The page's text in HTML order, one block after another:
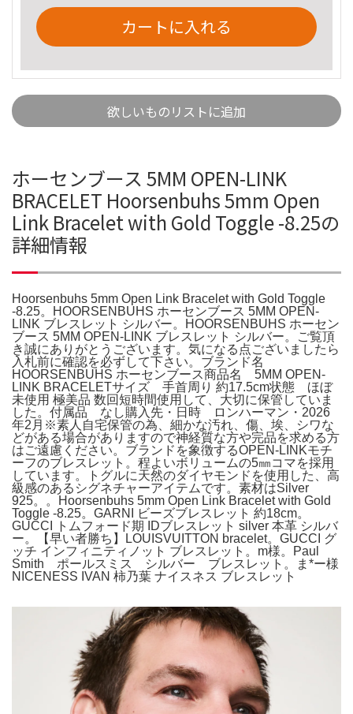
カートに入れる
欲しいものリストに追加
ホーセンブース 5MM OPEN-LINK
BRACELET Hoorsenbuhs 5mm Open
Link Bracelet with Gold Toggle -8.25の
詳細情報
Hoorsenbuhs 5mm Open Link Bracelet with Gold Toggle
-8.25。HOORSENBUHS ホーセンブース 5MM OPEN-
LINK ブレスレット シルバー。HOORSENBUHS ホーセン
ブース 5MM OPEN-LINK ブレスレット シルバー。ご覧頂
き誠にありがとうございます。気になる点ございましたら
入札前に確認を必ずして下さい。ブランド名
HOORSENBUHS ホーセンブース商品名 5MM OPEN-
LINK BRACELETサイズ 手首周り 約17.5cm状態 ほぼ
未使用 極美品 数回短時間使用して、大切に保管していま
した。付属品 なし購入先・日時 ロンハーマン・2026
年2月※素人自宅保管の為、細かな汚れ、傷、埃、シワな
どがある場合がありますので神経質な方や完品を求める方
はご遠慮ください。ブランドを象徴するOPEN-LINKモチ
ーフのブレスレット。程よいボリュームの5㎜コマを採用
しています。トグルに天然のダイヤモンドを使用した、高
級感のあるシグネチャーアイテムです。素材はSilver
925。。Hoorsenbuhs 5mm Open Link Bracelet with Gold
Toggle -8.25。GARNI ビーズブレスレット 約18cm。
GUCCI トムフォード期 IDブレスレット silver 本革 シルバ
ー。【早い者勝ち】LOUISVUITTON bracelet。GUCCI グ
ッチ インフィニティノット ブレスレット。m様。Paul
Smith ポールスミス シルバー ブレスレット。ま*ー様
NICENESS IVAN 柿乃葉 ナイスネス ブレスレット